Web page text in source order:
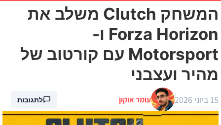
המשחק Clutch משלב את
Forza Horizon ו-
Motorsport עם קורטוב של
מהיר ועצבני
15 ביוני 2026 עומר אוקון לתגובות